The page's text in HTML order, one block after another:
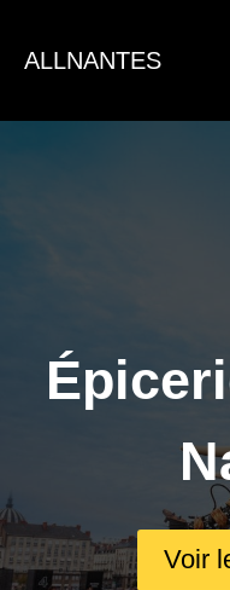
contenu
ALLNANTES
Voir